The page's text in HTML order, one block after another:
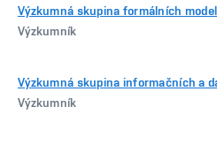
Výzkumná skupina formálních
Výzkumník
Výzkumná skupina informačních a
Výzkumník